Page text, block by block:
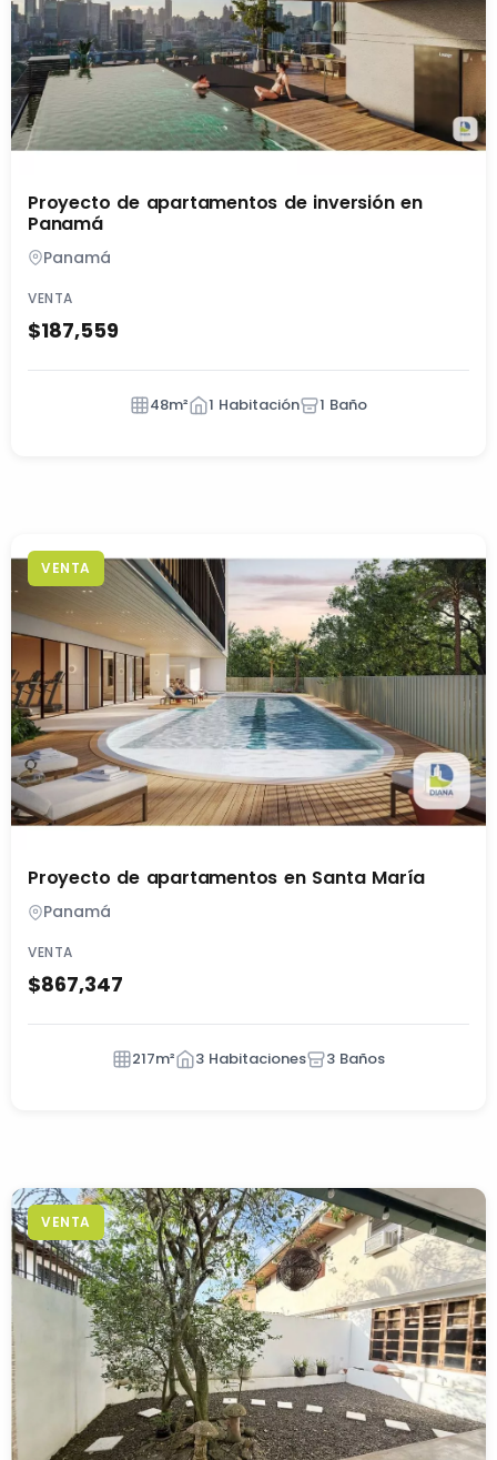
Proyecto de apartamentos de inversión en
Panamá
Panamá
VENTA
$187,559
48m² 1 Habitación 1 Baño
VENTA
Proyecto de apartamentos en Santa María
Panamá
VENTA
$867,347
217m² 3 Habitaciones 3 Baños
VENTA